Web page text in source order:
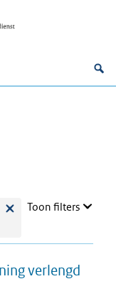
Toon filters
verlengd